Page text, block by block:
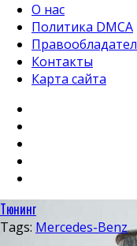
О нас
Политика DMCA
Контакты
Карта сайта
Тюнинг
Tags: Mercedes-Benz